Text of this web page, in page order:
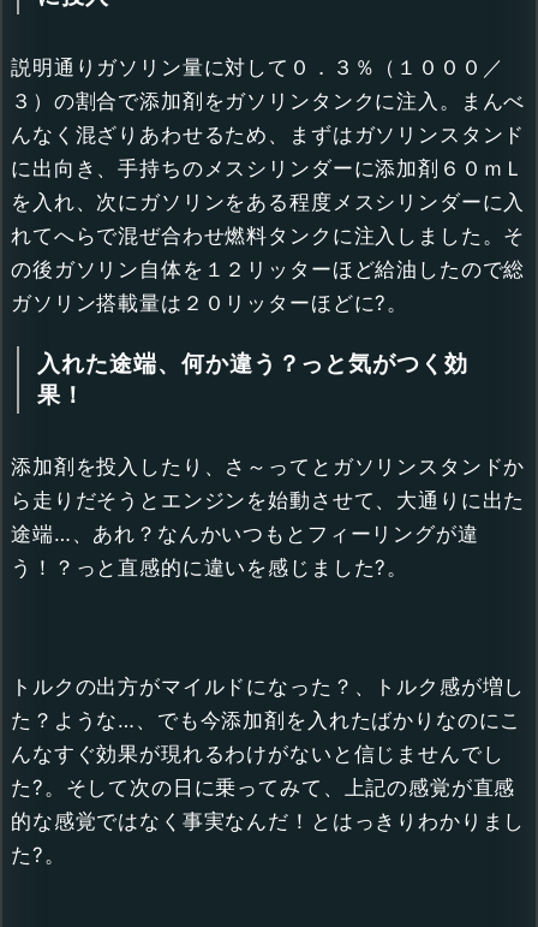
説明通りガソリン量に対して０．３％（１０００／
３）の割合で添加剤をガソリンタンクに注入。まんべ
んなく混ざりあわせるため、まずはガソリンスタンド
に出向き、手持ちのメスシリンダーに添加剤６０ｍＬ
を入れ、次にガソリンをある程度メスシリンダーに入
れてへらで混ぜ合わせ燃料タンクに注入しました。そ
の後ガソリン自体を１２リッターほど給油したので総
ガソリン搭載量は２０リッターほどに?。
入れた途端、何か違う？っと気がつく効
果！
添加剤を投入したり、さ～ってとガソリンスタンドか
ら走りだそうとエンジンを始動させて、大通りに出た
途端…、あれ？なんかいつもとフィーリングが違
う！？っと直感的に違いを感じました?。
トルクの出方がマイルドになった？、トルク感が増し
た？ような…、でも今添加剤を入れたばかりなのにこ
んなすぐ効果が現れるわけがないと信じませんでし
た?。そして次の日に乗ってみて、上記の感覚が直感
的な感覚ではなく事実なんだ！とはっきりわかりまし
た?。